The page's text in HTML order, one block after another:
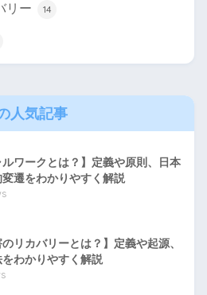
リー 14
人気記事
ルワークとは？】定義や原則、日本
遷をわかりやすく解説
のリカバリーとは？】定義や起源、
わかりやすく解説